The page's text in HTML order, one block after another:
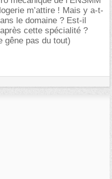
m’attire ! Mais y a-t-
le domaine ? Est-il
cette spécialité ?
gêne pas du tout)